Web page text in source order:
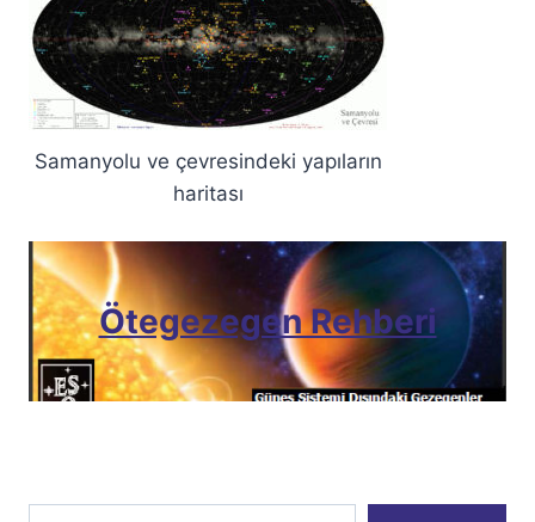
Samanyolu ve çevresindeki yapıların
haritası
Ötegezegen Rehberi
E-postanızı yazın…